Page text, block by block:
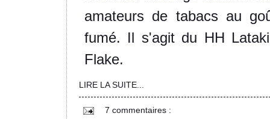
amateurs de tabacs au
fumé. Il s'agit du HH
Flake.
LIRE LA SUITE...
7 commentaires :